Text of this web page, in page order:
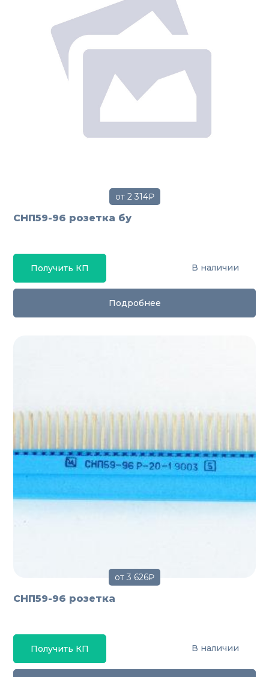
от 2 314₽
СНП59-96 розетка бу
Получить КП В наличии
Подробнее
от 3 626₽
СНП59-96 розетка
Получить КП В наличии